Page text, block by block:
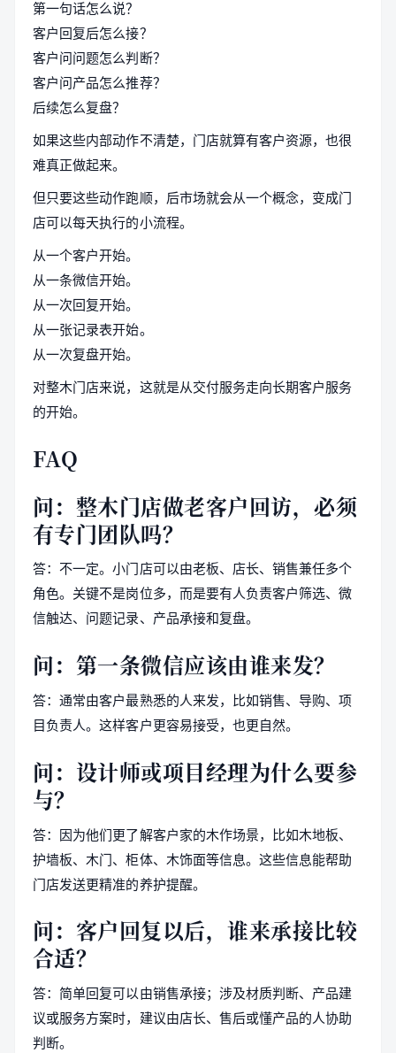
第一句话怎么说？
客户回复后怎么接？
客户问问题怎么判断？
客户问产品怎么推荐？
后续怎么复盘？
如果这些内部动作不清楚，门店就算有客户资源，也很
难真正做起来。
但只要这些动作跑顺，后市场就会从一个概念，变成门
店可以每天执行的小流程。
从一个客户开始。
从一条微信开始。
从一次回复开始。
从一张记录表开始。
从一次复盘开始。
对整木门店来说，这就是从交付服务走向长期客户服务
的开始。
FAQ
问：整木门店做老客户回访，必须
有专门团队吗？
答：不一定。小门店可以由老板、店长、销售兼任多个
角色。关键不是岗位多，而是要有人负责客户筛选、微
信触达、问题记录、产品承接和复盘。
问：第一条微信应该由谁来发？
答：通常由客户最熟悉的人来发，比如销售、导购、项
目负责人。这样客户更容易接受，也更自然。
问：设计师或项目经理为什么要参
与？
答：因为他们更了解客户家的木作场景，比如木地板、
护墙板、木门、柜体、木饰面等信息。这些信息能帮助
门店发送更精准的养护提醒。
问：客户回复以后，谁来承接比较
合适？
答：简单回复可以由销售承接；涉及材质判断、产品建
议或服务方案时，建议由店长、售后或懂产品的人协助
判断。